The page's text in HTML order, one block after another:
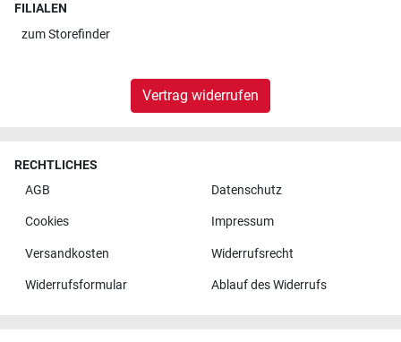
FILIALEN
zumStorefinder
Vertrag widerrufen
RECHTLICHES
AGB
Datenschutz
Cookies Impressum
Versandkosten Widerrufsrecht
Widerrufsformular Ablauf des Widerrufs